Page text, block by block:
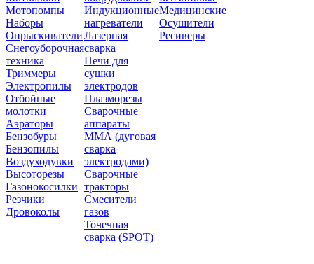
Мотопомпы
Наборы
Опрыскиватели
Снегоуборочная
техника
Триммеры
Электропилы
Отбойные
молотки
Аэраторы
Бензобуры
Бензопилы
Воздуходувки
Высоторезы
Газонокосилки
Резчики
Дровоколы
Индукционные
нагреватели
Лазерная
сварка
Печи для
сушки
электродов
Плазморезы
Сварочные
аппараты
ММА (дуговая
сварка
электродами)
Сварочные
тракторы
Смесители
газов
Точечная
сварка (SPOT)
Медицинские
Осушители
Ресиверы